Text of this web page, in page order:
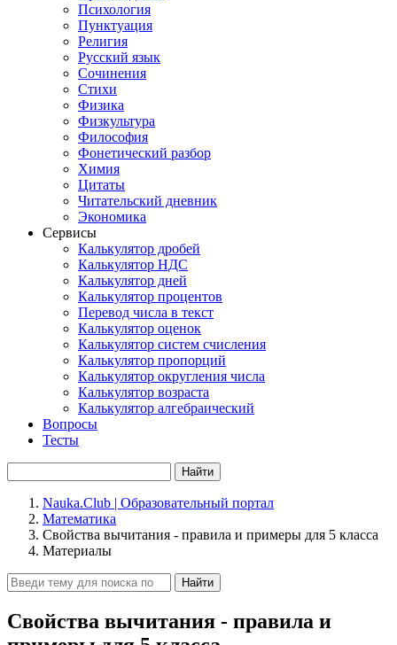
Психология
Пунктуация
Религия
Русский язык
Сочинения
Стихи
Физика
Физкультура
Философия
Фонетический разбор
Химия
Цитаты
Читательский дневник
Экономика
Сервисы
Калькулятор дробей
Калькулятор НДС
Калькулятор дней
Калькулятор процентов
Перевод числа в текст
Калькулятор оценок
Калькулятор систем счисления
Калькулятор пропорций
Калькулятор округления числа
Калькулятор возраста
Калькулятор алгебраический
Вопросы
Тесты
Найти
Nauka.Club | Образовательный портал
Математика
Свойства вычитания - правила и примеры для 5 класса
Материалы
Найти
Свойства вычитания - правила и